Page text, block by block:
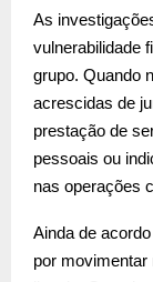
As
vulnerabilidade
grupo. Quando
acrescidas de
prestação de
pessoais ou
nas operações
Ainda de
por